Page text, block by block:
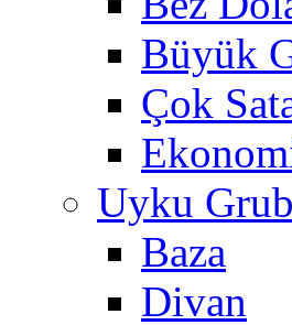
Büyük
Çok
Uyku
Baza
Divan